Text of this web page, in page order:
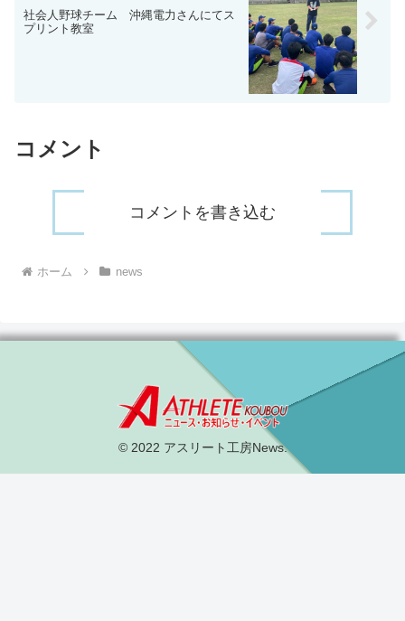
社会人野球チーム 沖縄電力さんにてス
プリント教室
コメント
コメントを書き込む
ホーム news
© 2022 アスリート工房News.